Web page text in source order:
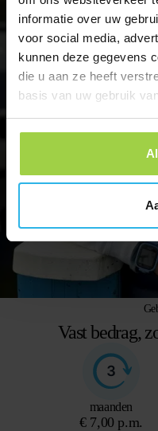
informatie over uw
voor social media,
kunnen deze gegevens
die u aan ze heeft
basis van uw gebruik
Vast bedrag,
maanden
€ 7,00 p.m.